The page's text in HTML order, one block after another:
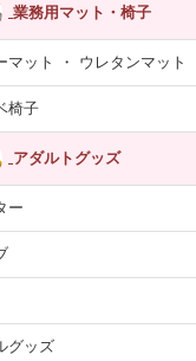
業務用マット・椅子
マット ・ ウレタンマット
椅子
アダルトグッズ
ー
グッズ